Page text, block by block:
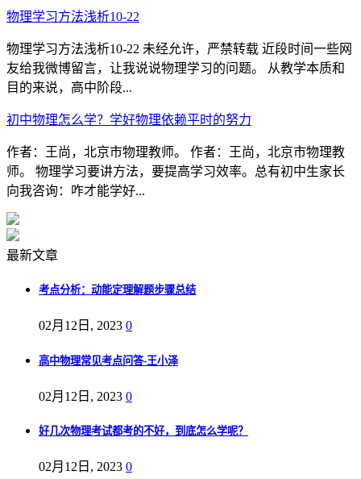
物理学习方法浅析10-22
物理学习方法浅析10-22 未经允许，严禁转载 近段时间一些网
友给我微博留言，让我说说物理学习的问题。 从教学本质和
目的来说，高中阶段...
初中物理怎么学？学好物理依赖平时的努力
作者：王尚，北京市物理教师。 作者：王尚，北京市物理教
师。 物理学习要讲方法，要提高学习效率。总有初中生家长
向我咨询：咋才能学好...
最新文章
考点分析：动能定理解题步骤总结
02月12日, 2023 0
高中物理常见考点问答-王小泽
02月12日, 2023 0
好几次物理考试都考的不好，到底怎么学呢？
02月12日, 2023 0